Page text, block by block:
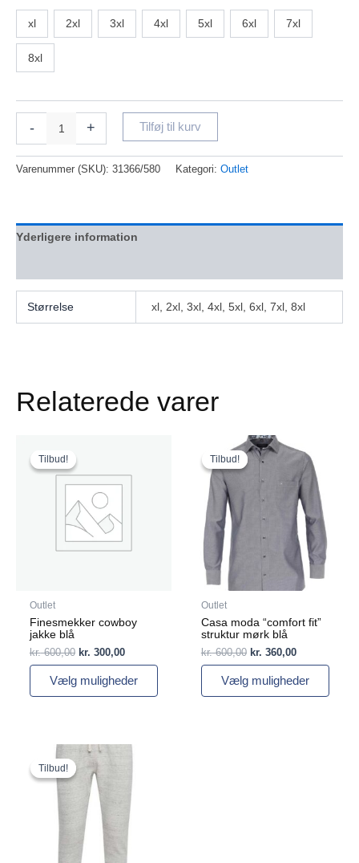
xl 2xl 3xl 4xl 5xl 6xl 7xl
8xl
- + Tilføj til kurv
Varenummer (SKU): 31366/580 Kategori: Outlet
Yderligere information
Størrelse xl, 2xl, 3xl, 4xl, 5xl, 6xl, 7xl, 8xl
Relaterede varer
Tilbud!
Tilbud!
Outlet
Finesmekker cowboy
jakke blå
kr.600,00
var:
kr. 600,00.
kr. 300,00
er:
Vælg muligheder
vare
har
varianter.
Mulighederne
Tilbud!
Tilbud!
Outlet
Casa moda “comfort fit”
struktur mørk blå
kr.600,00
Den
oprindelige
pris
var:
kr. 600,00.
kr. 360,00
aktuelle
pris
er:
kr. 360,00.
Vælg muligheder
vare
har
flere
varianter.
Mulighederne
kan
vælges
på
varesiden
Tilbud!
Tilbud!
Den
oprindelige
pris
var:
kr. 300,00.
Den
er:
kr. 180,00.
Dette
vare
har
Mulighederne